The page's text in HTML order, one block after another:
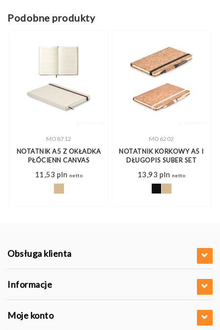
Podobne produkty
MO8712
NOTATNIK A5 Z OKŁADKA
PŁÓCIENN CANVAS
11,53 pln netto
MO6202
NOTATNIK KORKOWY A5 I
DŁUGOPIS SUBER SET
13,93 pln netto
Obsługa klienta
Informacje
Moje konto